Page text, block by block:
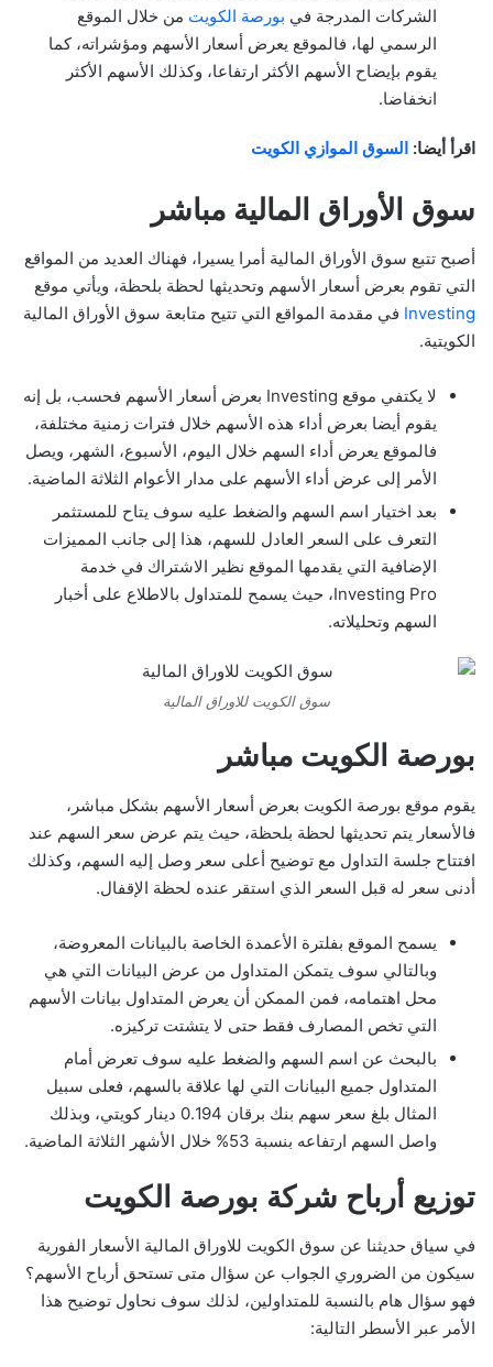
الشركات المدرجة في بورصة الكويت من خلال الموقع
الرسمي لها، فالموقع يعرض أسعار الأسهم ومؤشراته، كما
يقوم بإيضاح الأسهم الأكثر ارتفاعا، وكذلك الأسهم الأكثر
انخفاضا.
اقرأ أيضا: السوق الموازي الكويت
سوق الأوراق المالية مباشر
أصبح تتبع سوق الأوراق المالية أمرا يسيرا، فهناك العديد من المواقع
التي تقوم بعرض أسعار الأسهم وتحديثها لحظة بلحظة، ويأتي موقع
Investing في مقدمة المواقع التي تتيح متابعة سوق الأوراق المالية
الكويتية.
لا يكتفي موقع Investing بعرض أسعار الأسهم فحسب، بل إنه
يقوم أيضا بعرض أداء هذه الأسهم خلال فترات زمنية مختلفة،
فالموقع يعرض أداء السهم خلال اليوم، الأسبوع، الشهر، ويصل
الأمر إلى عرض أداء الأسهم على مدار الأعوام الثلاثة الماضية.
بعد اختيار اسم السهم والضغط عليه سوف يتاح للمستثمر
التعرف على السعر العادل للسهم، هذا إلى جانب المميزات
الإضافية التي يقدمها الموقع نظير الاشتراك في خدمة
Investing Pro، حيث يسمح للمتداول بالاطلاع على أخبار
السهم وتحليلاته.
سوق الكويت للاوراق المالية
بورصة الكويت مباشر
يقوم موقع بورصة الكويت بعرض أسعار الأسهم بشكل مباشر،
فالأسعار يتم تحديثها لحظة بلحظة، حيث يتم عرض سعر السهم عند
افتتاح جلسة التداول مع توضيح أعلى سعر وصل إليه السهم، وكذلك
أدنى سعر له قبل السعر الذي استقر عنده لحظة الإقفال.
يسمح الموقع بفلترة الأعمدة الخاصة بالبيانات المعروضة،
وبالتالي سوف يتمكن المتداول من عرض البيانات التي هي
محل اهتمامه، فمن الممكن أن يعرض المتداول بيانات الأسهم
التي تخص المصارف فقط حتى لا يتشتت تركيزه.
بالبحث عن اسم السهم والضغط عليه سوف تعرض أمام
المتداول جميع البيانات التي لها علاقة بالسهم، فعلى سبيل
المثال بلغ سعر سهم بنك برقان 0.194 دينار كويتي، وبذلك
واصل السهم ارتفاعه بنسبة 53% خلال الأشهر الثلاثة الماضية.
توزيع أرباح شركة بورصة الكويت
في سياق حديثنا عن سوق الكويت للاوراق المالية الأسعار الفورية
سيكون من الضروري الجواب عن سؤال متى تستحق أرباح الأسهم؟
فهو سؤال هام بالنسبة للمتداولين، لذلك سوف نحاول توضيح هذا
الأمر عبر الأسطر التالية: